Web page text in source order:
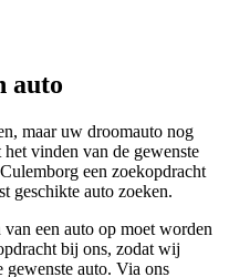
auto
maar uw droomauto nog
vinden van de gewenste
een zoekopdracht
geschikte auto zoeken.
een auto op moet worden
bij ons, zodat wij
gewenste auto. Via ons